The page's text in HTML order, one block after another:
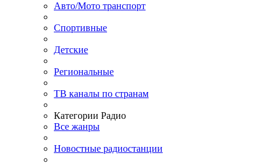
Авто/Мото транспорт
Спортивные
Детские
Региональные
ТВ каналы по странам
Категории Радио
Все жанры
Новостные радиостанции